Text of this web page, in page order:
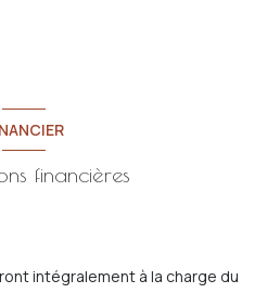
financières
intégralement à la charge du